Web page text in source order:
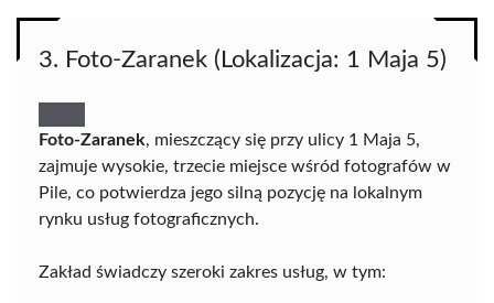
3. Foto-Zaranek (Lokalizacja: 1 Maja 5)
Foto-Zaranek, mieszczący się przy ulicy 1 Maja 5,
zajmuje wysokie, trzecie miejsce wśród fotografów w
Pile, co potwierdza jego silną pozycję na lokalnym
rynku usług fotograficznych.
Zakład świadczy szeroki zakres usług, w tym: